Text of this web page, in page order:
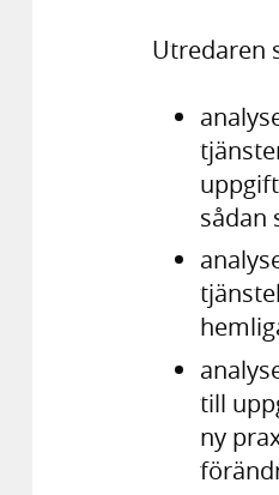
Utredaren
sådan
till
ny